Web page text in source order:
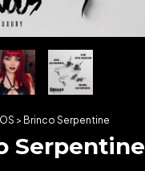
> Brinco Serpentine
Serpentine